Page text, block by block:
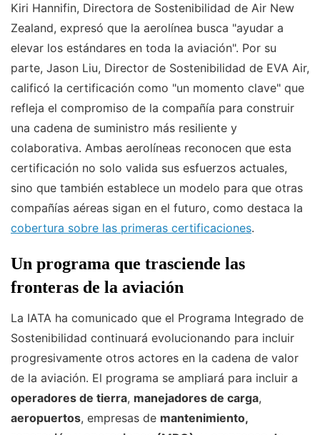
Kiri Hannifin, Directora de Sostenibilidad de Air New
Zealand, expresó que la aerolínea busca "ayudar a
elevar los estándares en toda la aviación". Por su
parte, Jason Liu, Director de Sostenibilidad de EVA Air,
calificó la certificación como "un momento clave" que
refleja el compromiso de la compañía para construir
una cadena de suministro más resiliente y
colaborativa. Ambas aerolíneas reconocen que esta
certificación no solo valida sus esfuerzos actuales,
sino que también establece un modelo para que otras
compañías aéreas sigan en el futuro, como destaca la
cobertura sobre las primeras certificaciones.
Un programa que trasciende las
fronteras de la aviación
La IATA ha comunicado que el Programa Integrado de
Sostenibilidad continuará evolucionando para incluir
progresivamente otros actores en la cadena de valor
de la aviación. El programa se ampliará para incluir a
operadores de tierra, manejadores de carga,
aeropuertos, empresas de mantenimiento,